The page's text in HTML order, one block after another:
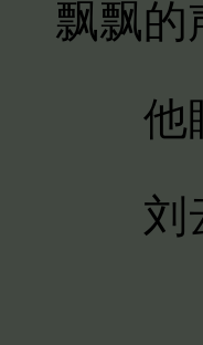
飘飘的
他眼
刘云